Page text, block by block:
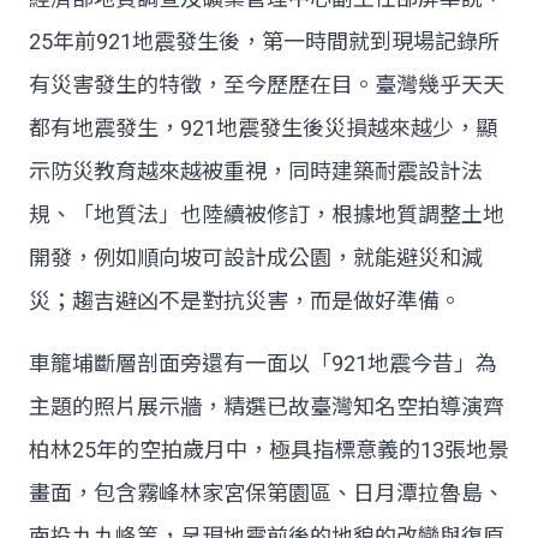
25年前921地震發生後，第一時間就到現場記錄所
有災害發生的特徵，至今歷歷在目。臺灣幾乎天天
都有地震發生，921地震發生後災損越來越少，顯
示防災教育越來越被重視，同時建築耐震設計法
規、「地質法」也陸續被修訂，根據地質調整土地
開發，例如順向坡可設計成公園，就能避災和減
災；趨吉避凶不是對抗災害，而是做好準備。
車籠埔斷層剖面旁還有一面以「921地震今昔」為
主題的照片展示牆，精選已故臺灣知名空拍導演齊
柏林25年的空拍歲月中，極具指標意義的13張地景
畫面，包含霧峰林家宮保第園區、日月潭拉魯島、